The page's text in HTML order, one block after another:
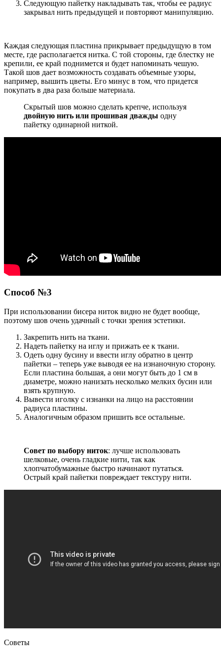
Следующую пайетку накладывать так, чтобы ее радиус
закрывал нить предыдущей и повторяют манипуляцию.
Каждая следующая пластина прикрывает предыдущую в том
месте, где располагается нитка. С той стороны, где блестку не
крепили, ее край поднимется и будет напоминать чешую.
Такой шов дает возможность создавать объемные узоры,
например, вышить цветы. Его минус в том, что придется
покупать в два раза больше материала.
Скрытый шов можно сделать крепче, используя
двойную нить или прошивая дважды одну
пайетку одинарной ниткой.
Способ №3
При использовании бисера ниток видно не будет вообще,
поэтому шов очень удачный с точки зрения эстетики.
Закрепить нить на ткани.
Надеть пайетку на иглу и прижать ее к ткани.
Одеть одну бусину и ввести иглу обратно в центр
пайетки – теперь уже выводя ее на изнаночную сторону.
Если пластина большая, а они могут быть до 1 см в
диаметре, можно нанизать несколько мелких бусин или
взять крупную.
Вывести иголку с изнанки на лицо на расстоянии
радиуса пластины.
Аналогичным образом пришить все остальные.
Совет по выбору ниток: лучше использовать
шелковые, очень гладкие нити, так как
хлопчатобумажные быстро начинают путаться.
Острый край пайетки повреждает текстуру нити.
Советы